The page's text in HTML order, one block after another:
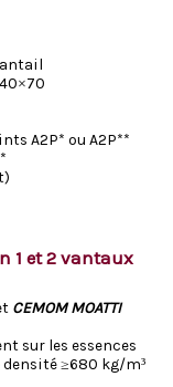
A2P* ou A2P**
1 et 2 vantaux
CEMOM MOATTI
sur les essences
densité ≥680 kg/m³